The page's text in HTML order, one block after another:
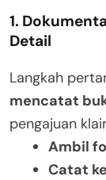
1.
Detail
Langkah
mencatat
pengajuan
Ambil
Catat